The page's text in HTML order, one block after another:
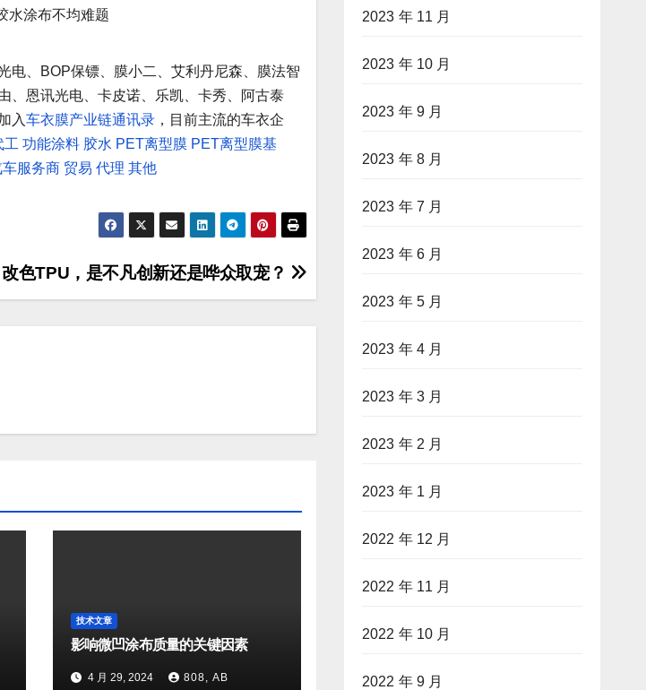
电、BOP保镖、膜小二、艾利丹尼森、膜法智
、恩讯光电、卡皮诺、乐凯、卡秀、阿古泰
入车衣膜产业链通讯录 ，目前主流的车衣企
工 功能涂料 胶水 PET离型膜 PET离型膜基
车服务商 贸易 代理 其他
改色TPU，是不凡创新还是哗众取宠？
技术文章
影响微凹涂布质量的关键因素
4 月 29, 2024 808, AB
2023 年 11 月
2023 年 10 月
2023 年 9 月
2023 年 8 月
2023 年 7 月
2023 年 6 月
2023 年 5 月
2023 年 4 月
2023 年 3 月
2023 年 2 月
2023 年 1 月
2022 年 12 月
2022 年 11 月
2022 年 10 月
2022 年 9 月